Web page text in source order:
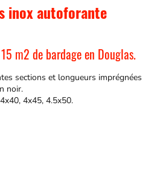
inox autoforante
m2 de bardage en Douglas.
sections et longueurs imprégnées
noir.
4x45, 4.5x50.